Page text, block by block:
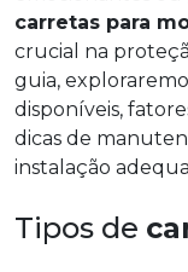
carretas para
crucial na
guia,
disponíveis,
dicas de
instalação
Tipos de